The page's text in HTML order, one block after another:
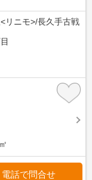
リニモ>/長久手古戦
電話で問合せ